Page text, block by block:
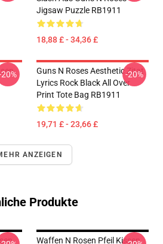
Jigsaw Puzzle RB1911
18,88 £ - 34,36 £
Guns N Roses Aesthetic Zitat
Lyrics Rock Black All Over
Print Tote Bag RB1911
19,71 £ - 23,66 £
-20%
ANZEIGEN
Produkte
Waffen N Rosen Pfeil Kissen